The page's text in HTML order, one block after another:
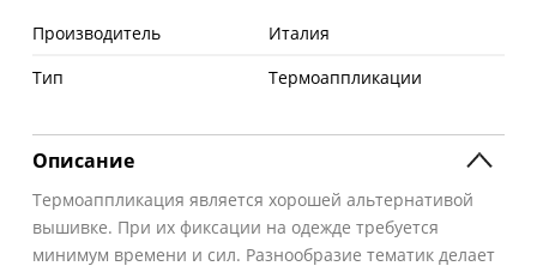
Производитель
Италия
Тип
Термоаппликации
Описание
Термоаппликация является хорошей альтернативой
вышивке. При их фиксации на одежде требуется
минимум времени и сил. Разнообразие тематик делает